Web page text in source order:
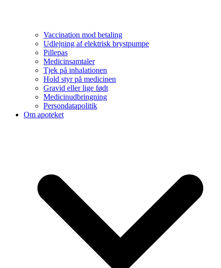
Vaccination mod betaling
Udlejning af elektrisk brystpumpe
Pillepas
Medicinsamtaler
Tjek på inhalationen
Hold styr på medicinen
Gravid eller lige født
Medicinudbringning
Persondatapolitik
Om apoteket